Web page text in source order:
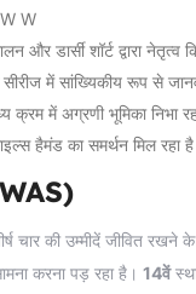
W
और डार्सी शॉर्ट द्वारा नेतृत्व
सीरीज में सांख्यिकीय रूप से
में अग्रणी भूमिका निभा
हैमंड का समर्थन मिल रहा
चार की उम्मीदें जीवित रखने
करना पड़ रहा है। 14वें